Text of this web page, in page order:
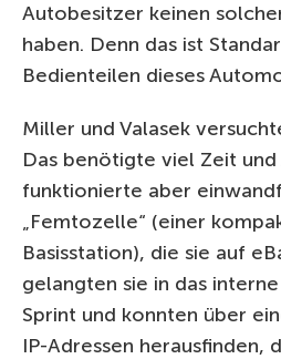
Autobesitzer keinen
haben. Denn das ist
Bedienteilen dieses
Miller und Valasek
Das benötigte viel Zeit und
funktionierte aber
„Femtozelle“ (einer
Basisstation), die sie auf
gelangten sie in das
Sprint und konnten über
IP-Adressen herausfinden,